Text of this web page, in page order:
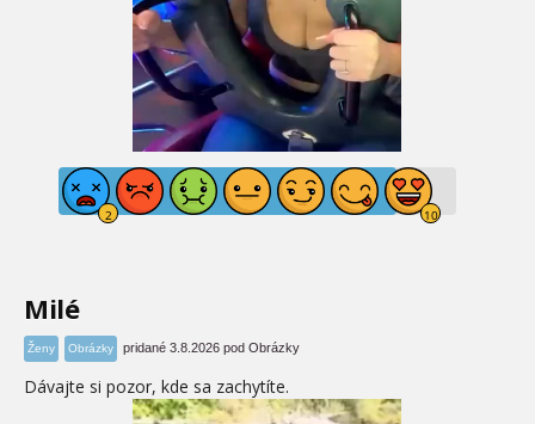
Milé
Ženy Obrázky pridané 3.8.2026 pod Obrázky
Dávajte si pozor, kde sa zachytíte.